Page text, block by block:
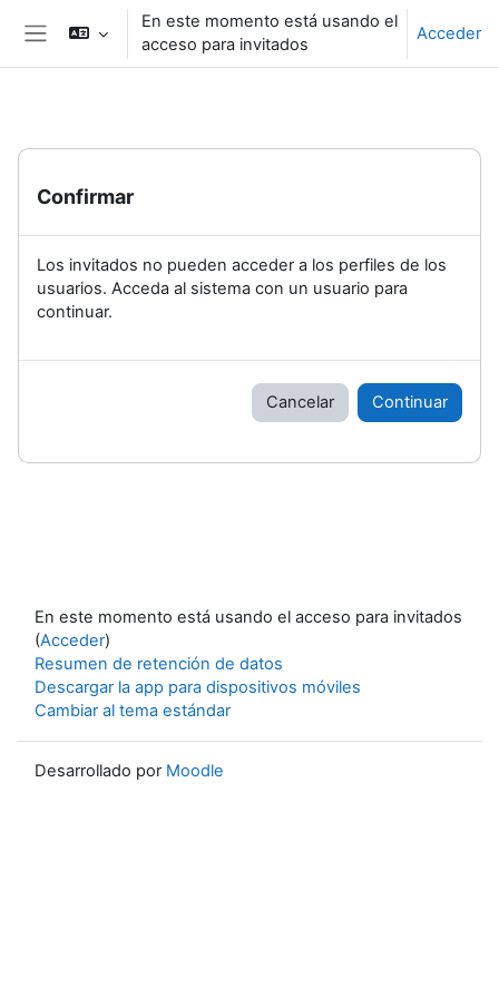
Salta al contenido principal
Panel lateral
En este momento está usando el
acceso para invitados
Acceder
Confirmar
Los invitados no pueden acceder a los perfiles de los
usuarios. Acceda al sistema con un usuario para
continuar.
Cancelar Continuar
En este momento está usando el acceso para invitados
(Acceder)
Resumen de retención de datos
Descargar la app para dispositivos móviles
Cambiar al tema estándar
Desarrollado por Moodle